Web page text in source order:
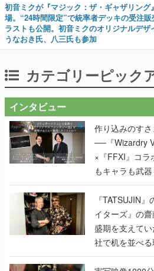
初音ミクが『マジック：ザ・ギャザリン
場。“24時間限定”で統率者デッキの受注
ラストも公開。初音ミクのオリジナルデ
うなおき氏、八三氏も参加
カテゴリーピック
インタビュー
作り込みのす
──『Wizardry
×『FFXI』コラ
もキャラも武
で作り込まれ
く
『TATSUJIN
イターズ』の
盛期を支えて
社で机を並べ
『TATSUJIN